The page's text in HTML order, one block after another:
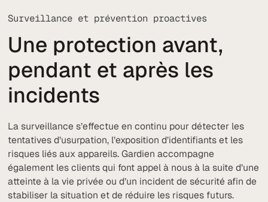
Surveillance et prévention proactives
Une protection avant,
pendant et après les
incidents
La surveillance s’effectue en continu pour détecter les
tentatives d’usurpation, l’exposition d’identifiants et les
risques liés aux appareils. Gardien accompagne
également les clients qui font appel à nous à la suite d’une
atteinte à la vie privée ou d’un incident de sécurité afin de
stabiliser la situation et de réduire les risques futurs.